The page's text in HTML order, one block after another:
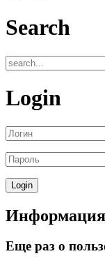
Search
Login
Информация
Еще раз о